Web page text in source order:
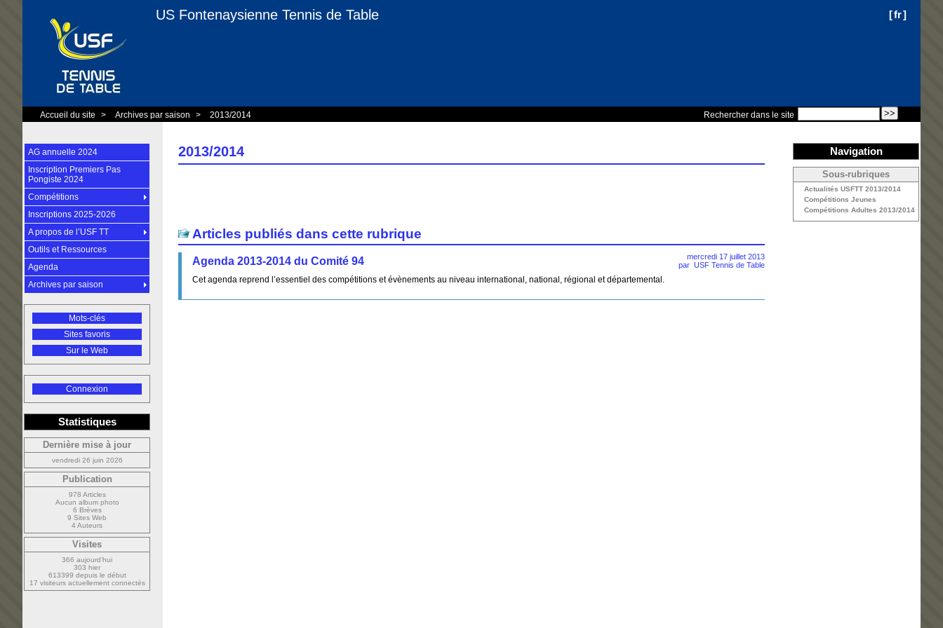
[fr]
US Fontenaysienne Tennis de Table
Rechercher dans le site
Accueil du site > Archives par saison > 2013/2014
2013/2014
Articles publiés dans cette rubrique
mercredi 17 juillet 2013
par USF Tennis de Table
Agenda 2013-2014 du Comité 94
Cet agenda reprend l’essentiel des compétitions et évènements au niveau international, national, régional et départemental.
AG annuelle 2024
Inscription Premiers Pas
Pongiste 2024
Compétitions
Inscriptions 2025-2026
A propos de l’USF TT
Outils et Ressources
Agenda
Archives par saison
Mots-clés
Sites favoris
Sur le Web
Connexion
Statistiques
Dernière mise à jour
vendredi 26 juin 2026
Publication
978 Articles
Aucun album photo
6 Brèves
9 Sites Web
4 Auteurs
Visites
366 aujourd’hui
303 hier
613399 depuis le début
17 visiteurs actuellement connectés
Navigation
Sous-rubriques
Actualités USFTT 2013/2014
Compétitions Jeunes
Compétitions Adultes 2013/2014